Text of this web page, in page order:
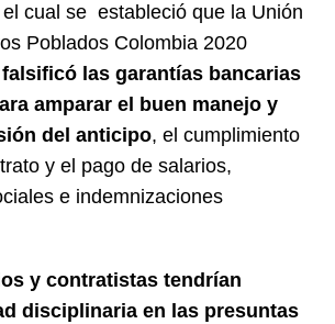
cual se estableció que la Unión
Poblados Colombia 2020
falsificó las garantías bancarias
amparar el buen manejo y
del anticipo, el cumplimiento
y el pago de salarios,
e indemnizaciones
y contratistas tendrían
disciplinaria en las presuntas